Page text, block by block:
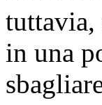
tuttavia,
in una